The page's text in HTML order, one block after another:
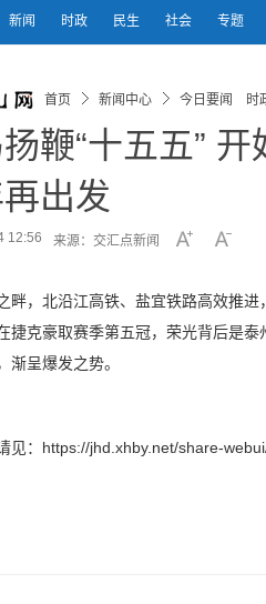
新闻 时政 民生 社会 专题
首页 新闻中心 今日要闻 时
鞭“十五五”
出发
12:56 来源：交汇点新闻
畔，北沿江高铁、盐宜铁路高效推
捷克豪取赛季第五冠，荣光背后是
渐呈爆发之势。
见：https://jhd.xhby.net/share-